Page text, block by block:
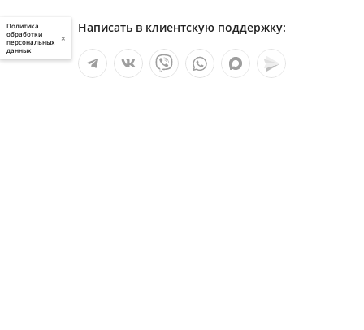
Написать в клиентскую поддержку:
Политика
обработки
персональных
данных
×